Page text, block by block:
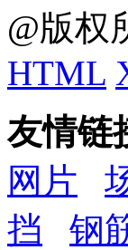
@版权
HTML
友情链
网片
挡
钢